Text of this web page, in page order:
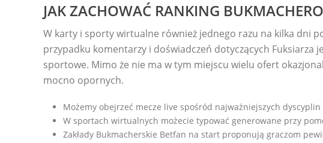
JAK ZACHOWAĆ RANKING
W karty i sporty wirtualne również jednego razu na kilka dni
przypadku komentarzy i doświadczeń dotyczących
sportowe. Mimo że nie ma w tym miejscu wielu ofert
mocno opornych.
Możemy obejrzeć mecze live spośród najważniejszych
W sportach wirtualnych możecie typować generowane przy
Zakłady Bukmacherskie Betfan na start proponują graczom